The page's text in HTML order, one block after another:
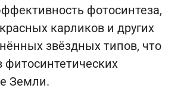
фотосинтеза,
карликов и других
звёздных типов, что
фитосинтетических
Земли.